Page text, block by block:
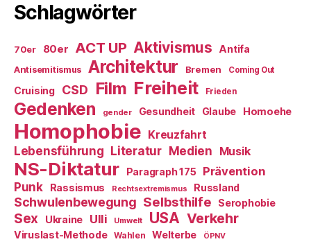
Schlagwörter
70er 80er ACT UP Aktivismus Antifa
Antisemitismus Architektur Bremen Coming Out
Cruising CSD Film Freiheit Frieden
Gedenken gender Gesundheit Glaube Homoehe
Homophobie Kreuzfahrt
Lebensführung Literatur Medien Musik
NS-Diktatur Paragraph 175
Prävention
Punk
Rassismus Rechtsextremismus Russland
Schwulenbewegung Selbsthilfe Serophobie
Sex Ukraine Ulli Umwelt USA Verkehr
Viruslast-Methode Wahlen Welterbe ÖPNV